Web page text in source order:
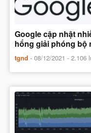
Google cập nhật
hổng giải phóng bộ
tgnd - 08/12/2021 - 2.106